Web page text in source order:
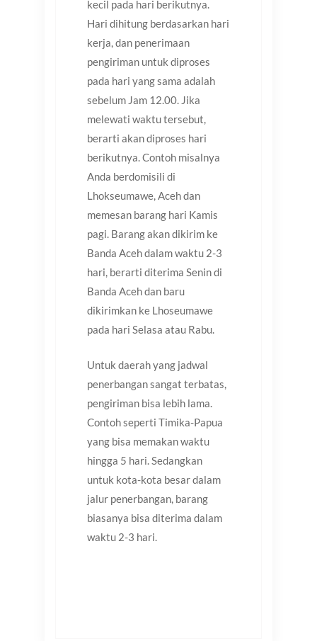
kecil pada hari berikutnya.
Hari dihitung berdasarkan hari
kerja, dan penerimaan
pengiriman untuk diproses
pada hari yang sama adalah
sebelum Jam 12.00. Jika
melewati waktu tersebut,
berarti akan diproses hari
berikutnya. Contoh misalnya
Anda berdomisili di
Lhokseumawe, Aceh dan
memesan barang hari Kamis
pagi. Barang akan dikirim ke
Banda Aceh dalam waktu 2-3
hari, berarti diterima Senin di
Banda Aceh dan baru
dikirimkan ke Lhoseumawe
pada hari Selasa atau Rabu.
Untuk daerah yang jadwal
penerbangan sangat terbatas,
pengiriman bisa lebih lama.
Contoh seperti Timika-Papua
yang bisa memakan waktu
hingga 5 hari. Sedangkan
untuk kota-kota besar dalam
jalur penerbangan, barang
biasanya bisa diterima dalam
waktu 2-3 hari.